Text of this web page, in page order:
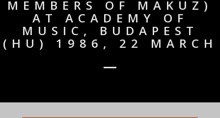
MEMBERS OF MAKUZ)
AT ACADEMY OF
MUSIC, BUDAPEST
(HU) 1986, 22 MARCH